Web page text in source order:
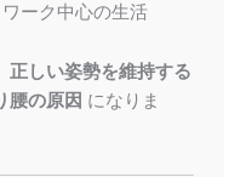
ーク中心の生活
正しい姿勢を維持する
腰の原因 になりま